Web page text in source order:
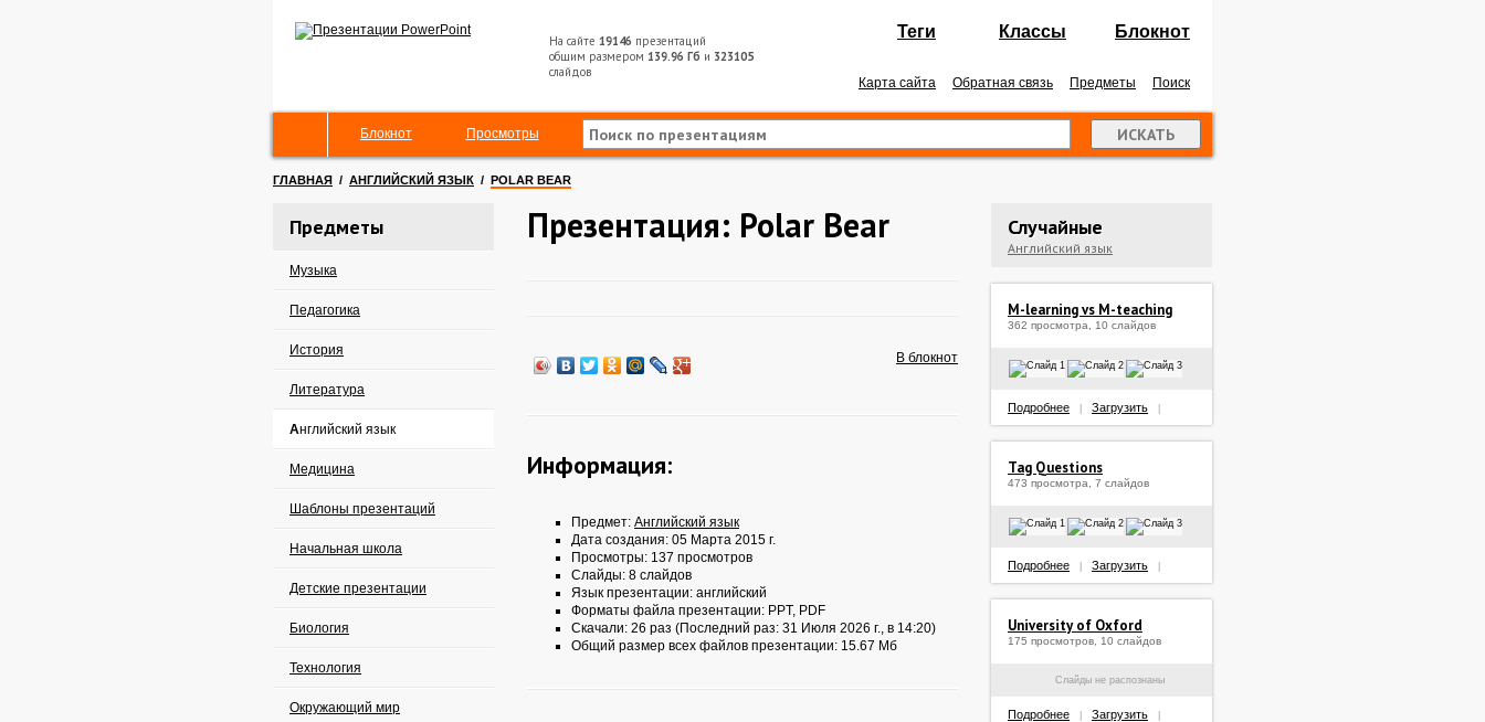
На сайте 19146 презентаций
общим размером 139.96 Гб и 323105
слайдов
Теги Классы Блокнот
Карта сайта Обратная связь Предметы Поиск
Блокнот Просмотры
ГЛАВНАЯ / АНГЛИЙСКИЙ ЯЗЫК / POLAR BEAR
Предметы
Музыка
Педагогика
История
Литература
Английский язык
Медицина
Шаблоны презентаций
Начальная школа
Детские презентации
Биология
Технология
Окружающий мир
Презентация: Polar Bear
В блокнот
Информация:
Предмет: Английский язык
Дата создания: 05 Марта 2015 г.
Просмотры: 137 просмотров
Слайды: 8 слайдов
Язык презентации: английский
Форматы файла презентации: PPT, PDF
Скачали: 26 раз (Последний раз: 31 Июля 2026 г., в 14:20)
Общий размер всех файлов презентации: 15.67 Мб
Случайные
Английский язык
M-learning vs M-teaching
362 просмотра, 10 слайдов
Подробнее Загрузить
Tag Questions
473 просмотра, 7 слайдов
Подробнее Загрузить
University of Oxford
175 просмотров, 10 слайдов
Слайды не распознаны
Подробнее Загрузить